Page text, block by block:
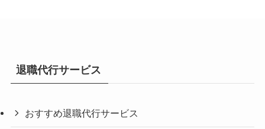
退職代行サービス
おすすめ退職代行サービス